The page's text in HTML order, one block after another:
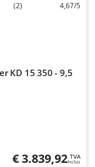
(2) 4,67/5
KD 15 350 - 9,5
€ 3.839,92 TVA
Inclus